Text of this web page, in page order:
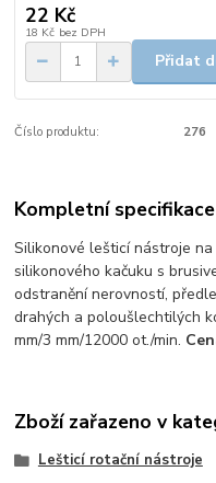
22 Kč
18 Kč bez DPH
Přidat
Číslo produktu: 276
Kompletní specifikace
Silikonové lešticí nástroje na
silikonového kačuku s
odstranění nerovností,
drahých a poloušlechtilých
mm/3 mm/12000 ot./min.
Zboží zařazeno v
Lešticí rotační nástroje